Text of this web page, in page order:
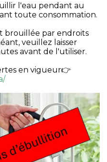
l'eau pendant au
toute consommation.
brouillée par endroits
veuillez laisser
avant de l'utiliser.
en vigueur👉